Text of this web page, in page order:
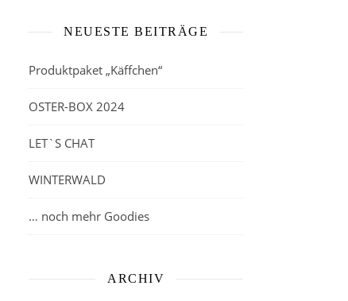
NEUESTE BEITRÄGE
Produktpaket „Käffchen“
OSTER-BOX 2024
LET`S CHAT
WINTERWALD
… noch mehr Goodies
ARCHIV